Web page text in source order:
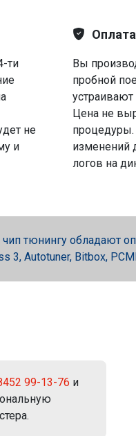
ти
не
и
Вы
пробной
устраивают
Цена не
изменений
логов на
тюнингу обладают
3, Autotuner, Bitbox,
99-13-76 и